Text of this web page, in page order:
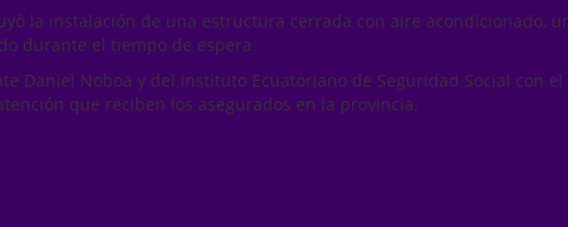
la instalación de una estructura cerrada con aire
durante el tiempo de espera.
Daniel Noboa y del Instituto Ecuatoriano de Seguridad Social con
que reciben los asegurados en la provincia.